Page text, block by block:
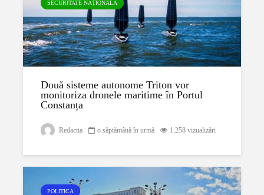
SECURITATE NAȚIONALĂ
Două sisteme autonome Triton vor
monitoriza dronele maritime în Portul
Constanța
Redactia o săptămână în urmă 1.258 vizualizări
POLITICA